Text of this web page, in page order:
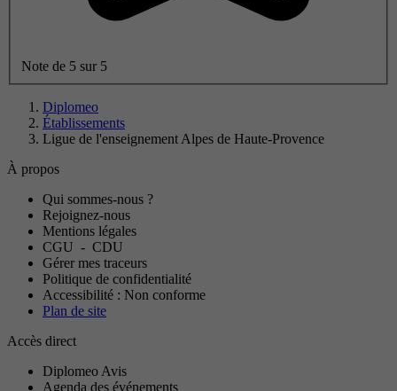
Note de 5 sur 5
Diplomeo
Établissements
Ligue de l'enseignement Alpes de Haute-Provence
À propos
Qui sommes-nous ?
Rejoignez-nous
Mentions légales
CGU - CDU
Gérer mes traceurs
Politique de confidentialité
Accessibilité : Non conforme
Plan de site
Accès direct
Diplomeo Avis
Agenda des événements